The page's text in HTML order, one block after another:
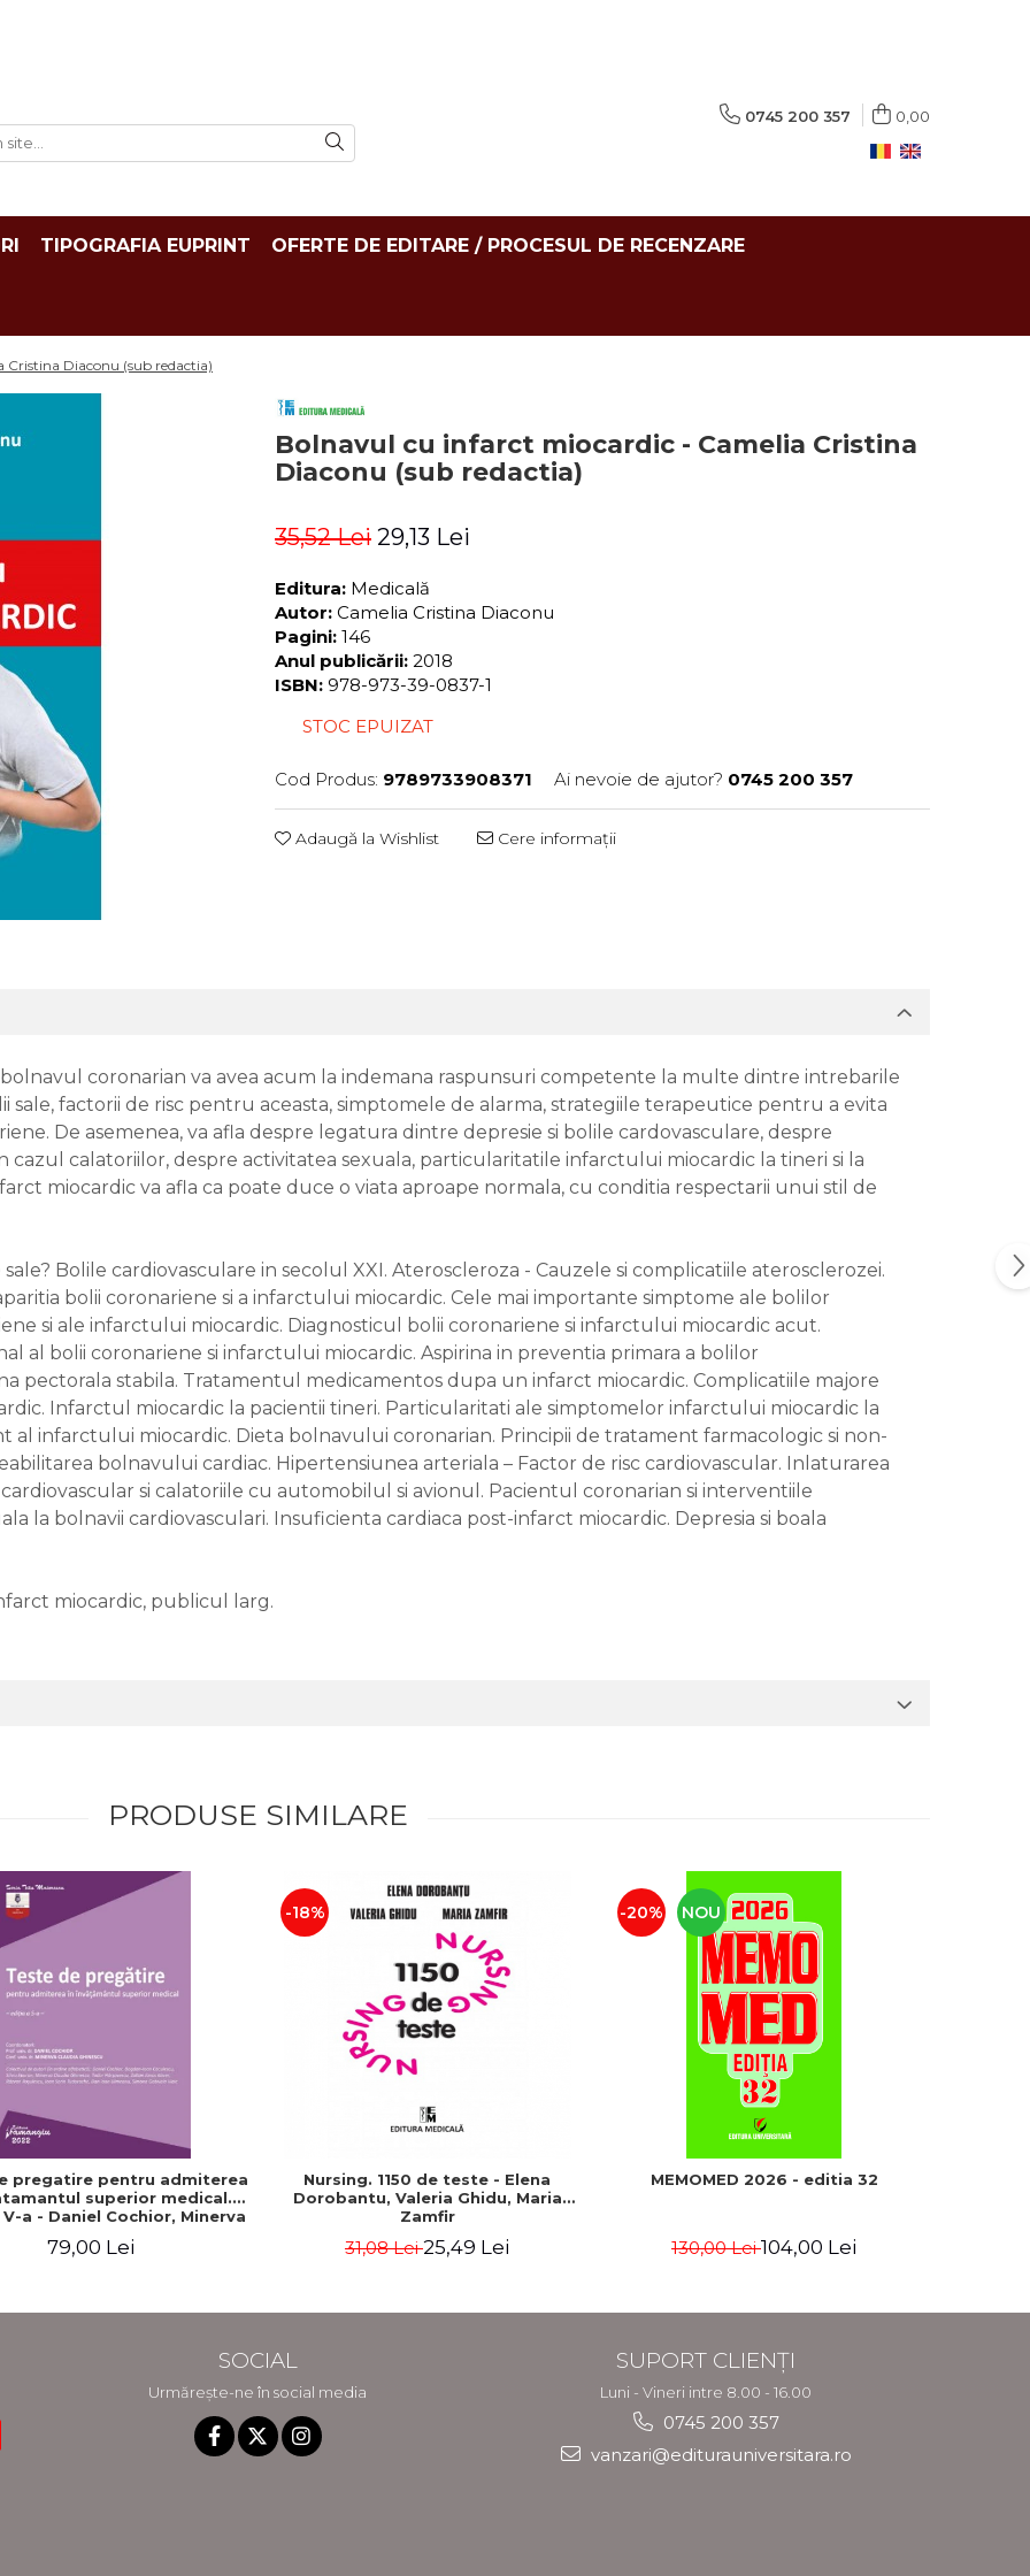
0745 200 357 0,00
TIPOGRAFIA EUPRINT OFERTE DE EDITARE / PROCESUL DE RECENZARE
Diaconu (sub redactia)
Bolnavul cu infarct miocardic - Camelia Cristina
Diaconu (sub redactia)
35,52 Lei 29,13 Lei
Editura: Medicală
Autor: Camelia Cristina Diaconu
Pagini: 146
Anul publicării: 2018
ISBN: 978-973-39-0837-1
STOC EPUIZAT
Cod Produs: 9789733908371 Ai nevoie de ajutor? 0745 200 357
Adaugă la Wishlist Cere informații
coronarian va avea acum la indemana raspunsuri competente la multe dintre intrebarile
sale, factorii de risc pentru aceasta, simptomele de alarma, strategiile terapeutice pentru a evita
De asemenea, va afla despre legatura dintre depresie si bolile cardovasculare, despre
calatoriilor, despre activitatea sexuala, particularitatile infarctului miocardic la tineri si la
miocardic va afla ca poate duce o viata aproape normala, cu conditia respectarii unui stil de
Bolile cardiovasculare in secolul XXI. Ateroscleroza - Cauzele si complicatiile aterosclerozei.
bolii coronariene si a infarctului miocardic. Cele mai importante simptome ale bolilor
si ale infarctului miocardic. Diagnosticul bolii coronariene si infarctului miocardic acut.
al bolii coronariene si infarctului miocardic. Aspirina in preventia primara a bolilor
pectorala stabila. Tratamentul medicamentos dupa un infarct miocardic. Complicatiile majore
Infarctul miocardic la pacientii tineri. Particularitati ale simptomelor infarctului miocardic la
al infarctului miocardic. Dieta bolnavului coronarian. Principii de tratament farmacologic si non-
bolnavului cardiac. Hipertensiunea arteriala – Factor de risc cardiovascular. Inlaturarea
si calatoriile cu automobilul si avionul. Pacientul coronarian si interventiile
la bolnavii cardiovasculari. Insuficienta cardiaca post-infarct miocardic. Depresia si boala
miocardic, publicul larg.
PRODUSE SIMILARE
pregatire pentru admiterea
superior medical.
a - Daniel Cochior, Minerva
79,00 Lei
-18%
Nursing. 1150 de teste - Elena
Dorobantu, Valeria Ghidu, Maria
Zamfir
31,08 Lei25,49 Lei
-20% NOU
MEMOMED 2026 - editia 32
130,00 Lei104,00 Lei
SOCIAL
Urmărește-ne în social media
SUPORT CLIENȚI
Luni - Vineri intre 8.00 - 16.00
0745 200 357
vanzari@editurauniversitara.ro